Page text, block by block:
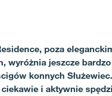
poza
wyróżnia jeszcze
konnych
i aktywnie